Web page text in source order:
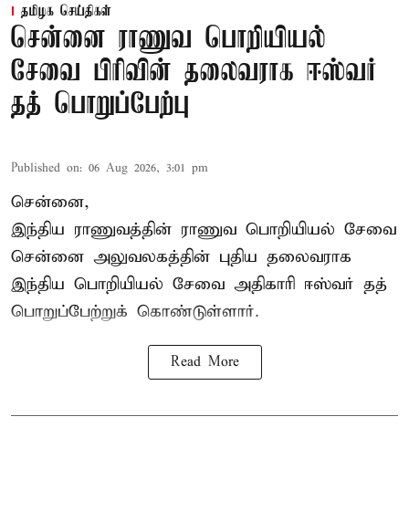
தமிழக செய்திகள்
சென்னை ராணுவ பொறியியல்
சேவை பிரிவின் தலைவராக ஈஸ்வர்
தத் பொறுப்பேற்பு
Published on: 06 Aug 2026, 3:01 pm
சென்னை,
இந்திய ராணுவத்தின் ராணுவ பொறியியல் சேவை
சென்னை அலுவலகத்தின் புதிய தலைவராக
இந்திய பொறியியல் சேவை அதிகாரி ஈஸ்வர் தத்
பொறுப்பேற்றுக் கொண்டுள்ளார்.
Read More